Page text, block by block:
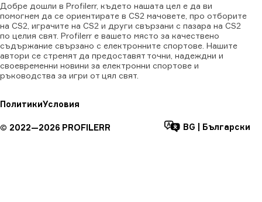
Добре дошли в Profilerr, където нашата цел е да ви
помогнем да се ориентирате в CS2 мачовете, про отборите
на CS2, играчите на CS2 и други свързани с пазара на CS2
по целия свят. Profilerr е вашето място за качествено
съдържание свързано с електронните спортове. Нашите
автори се стремят да предоставят точни, надеждни и
своевременни новини за електронни спортове и
ръководства за игри от цял свят.
ПолитикиУсловия
© 2022—2026 PROFILERR BG Български